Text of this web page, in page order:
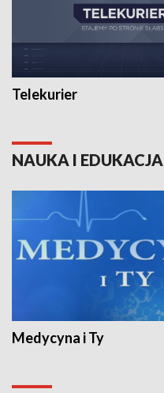
Telekurier
NAUKA I EDUKACJA
Medycyna i Ty